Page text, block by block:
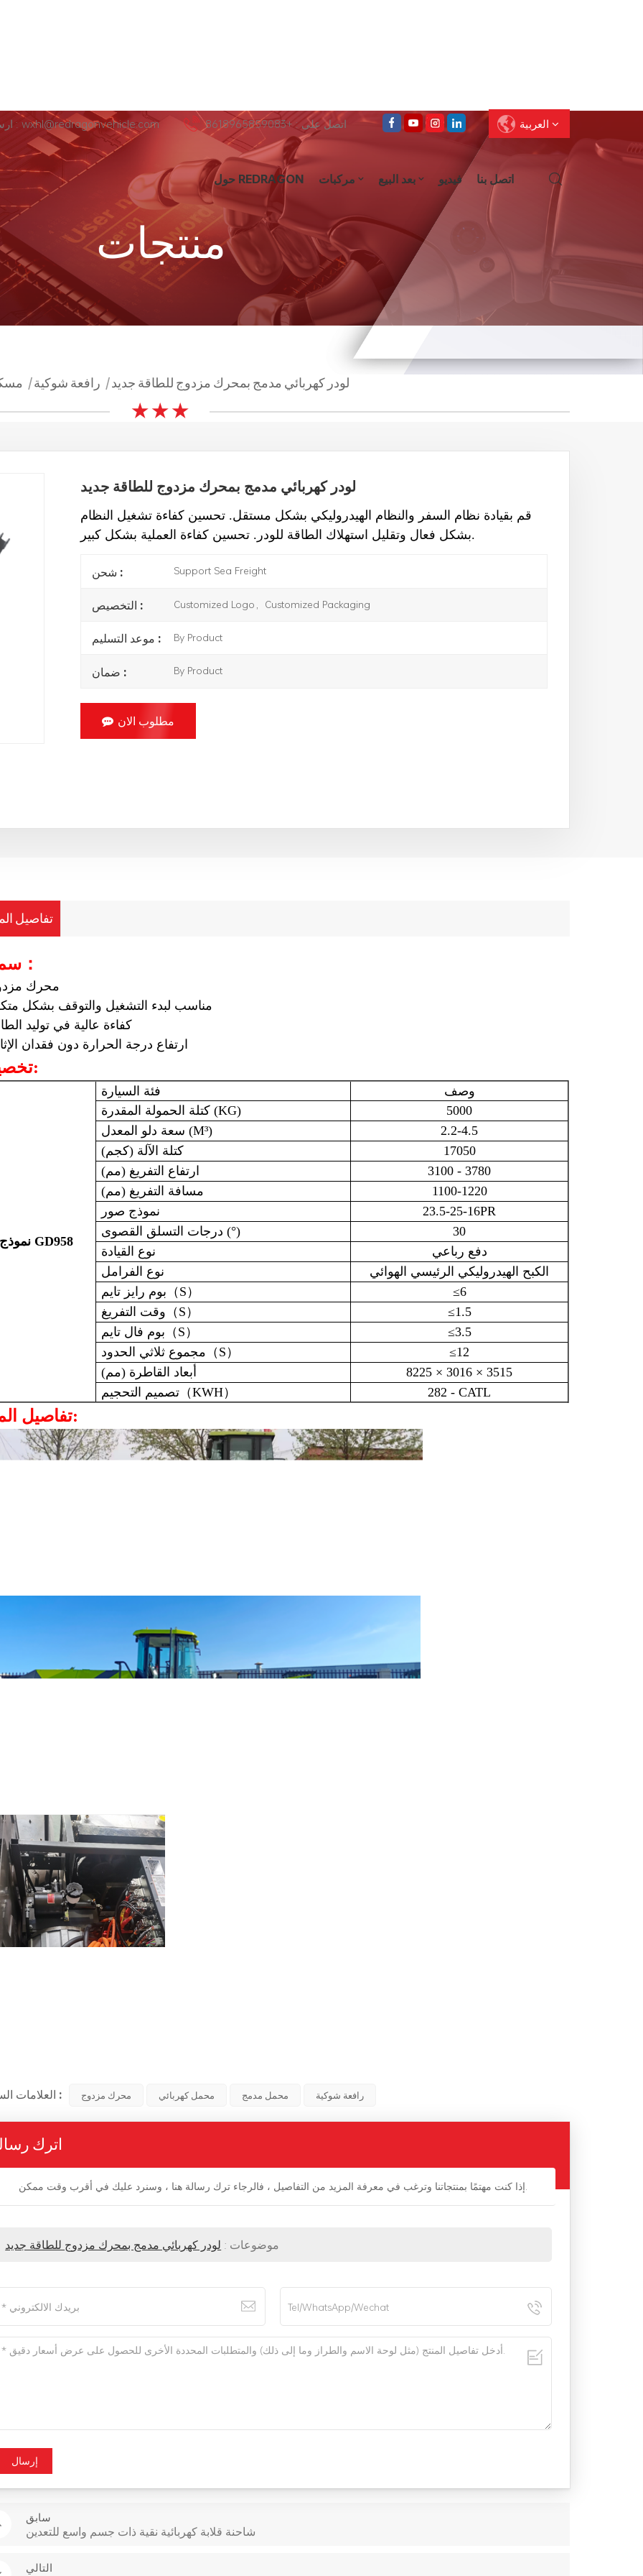
ارسل لنا عبر البريد الإلكتروني : wxhl@redragonvehicle.com اتصل على : +8618965859083 العربية
English
Français
Deutsch
Pусский
Español
العربية
حول REDRAGON مركبات بعد البيع فيديو اتصل بنا
منتجات
| رافعة شوكية | لودر كهربائي مدمج بمحرك مزدوج للطاقة جديد
★ ★ ★
لودر كهربائي مدمج بمحرك مزدوج للطاقة جديد
قم بقيادة نظام السفر والنظام الهيدروليكي بشكل مستقل. تحسين كفاءة تشغيل النظام
بشكل فعال وتقليل استهلاك الطاقة للودر. تحسين كفاءة العملية بشكل كبير.
شحن : Support Sea Freight
التخصيص : Customized Logo，Customized Packaging
موعد التسليم : By Product
ضمان : By Product
مطلوب الان
تفاصيل
：
محرك
مناسب لبدء التشغيل والتوقف بشكل
كفاءة عالية في توليد
ارتفاع درجة الحرارة دون فقدان
تخصيص:
GD958
فئة السيارة
وصف
كتلة الحمولة المقدرة (KG)
5000
سعة دلو المعدل (M³)
2.2-4.5
كتلة الآلة (كجم)
17050
ارتفاع التفريغ (مم)
3100 - 3780
مسافة التفريغ (مم)
1100-1220
نموذج صور
23.5-25-16PR
درجات التسلق القصوى (°)
30
نوع القيادة
دفع رباعي
نوع الفرامل
الكبح الهيدروليكي الرئيسي الهوائي
بوم رايز تايم （ S ）
≤6
وقت التفريغ （ S ）
≤1.5
بوم فال تايم （ S ）
≤3.5
مجموع ثلاثي الحدود （ S ）
≤12
أبعاد القاطرة (مم)
8225 × 3016 × 3515
تصميم التحجيم （KWH） 282 - CATL
تفاصيل المنتج:
العلامات الساخنة : محرك مزدوج محمل كهربائي محمل مدمج رافعة شوكية
اترك
إذا كنت مهتمًا بمنتجاتنا وترغب في معرفة المزيد من التفاصيل ، فالرجاء ترك رسالة هنا ، وسنرد عليك في أقرب وقت ممكن.
موضوعات : لودر كهربائي مدمج بمحرك مزدوج للطاقة جديد
إرسال
سابق
شاحنة قلابة كهربائية نقية ذات جسم واسع للتعدين
التالي